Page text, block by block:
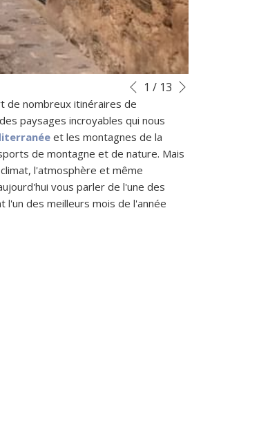
Boutons
de
commande
diaporama
Le
contenu
ci-
dessus
sera
actualisé
en
cliquant
Précédent
1 / 13
de nombreux itinéraires de
paysages incroyables qui nous
et les montagnes de la
de montagne et de nature. Mais
l'atmosphère et même
vous parler de l'une des
des meilleurs mois de l'année